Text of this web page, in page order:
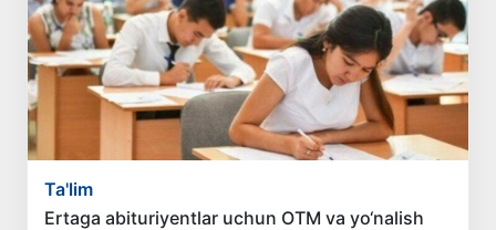
Ta'lim
Ertaga abituriyentlar uchun OTM va yo‘nalish